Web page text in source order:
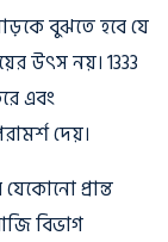
বুঝতে হবে যে
উৎস নয়। 1333
এবং
দেয়।
প্রান্ত
বিভাগ